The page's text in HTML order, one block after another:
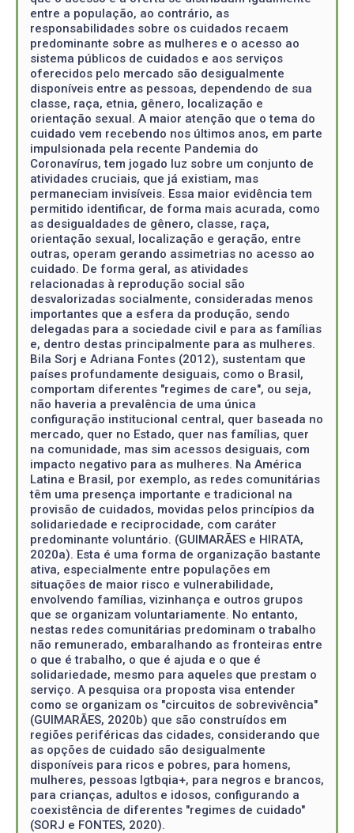
entre a população, ao contrário, as
responsabilidades sobre os cuidados recaem
predominante sobre as mulheres e o acesso ao
sistema públicos de cuidados e aos serviços
oferecidos pelo mercado são desigualmente
disponíveis entre as pessoas, dependendo de sua
classe, raça, etnia, gênero, localização e
orientação sexual. A maior atenção que o tema do
cuidado vem recebendo nos últimos anos, em parte
impulsionada pela recente Pandemia do
Coronavírus, tem jogado luz sobre um conjunto de
atividades cruciais, que já existiam, mas
permaneciam invisíveis. Essa maior evidência tem
permitido identificar, de forma mais acurada, como
as desigualdades de gênero, classe, raça,
orientação sexual, localização e geração, entre
outras, operam gerando assimetrias no acesso ao
cuidado. De forma geral, as atividades
relacionadas à reprodução social são
desvalorizadas socialmente, consideradas menos
importantes que a esfera da produção, sendo
delegadas para a sociedade civil e para as famílias
e, dentro destas principalmente para as mulheres.
Bila Sorj e Adriana Fontes (2012), sustentam que
países profundamente desiguais, como o Brasil,
comportam diferentes "regimes de care", ou seja,
não haveria a prevalência de uma única
configuração institucional central, quer baseada no
mercado, quer no Estado, quer nas famílias, quer
na comunidade, mas sim acessos desiguais, com
impacto negativo para as mulheres. Na América
Latina e Brasil, por exemplo, as redes comunitárias
têm uma presença importante e tradicional na
provisão de cuidados, movidas pelos princípios da
solidariedade e reciprocidade, com caráter
predominante voluntário. (GUIMARÃES e HIRATA,
2020a). Esta é uma forma de organização bastante
ativa, especialmente entre populações em
situações de maior risco e vulnerabilidade,
envolvendo famílias, vizinhança e outros grupos
que se organizam voluntariamente. No entanto,
nestas redes comunitárias predominam o trabalho
não remunerado, embaralhando as fronteiras entre
o que é trabalho, o que é ajuda e o que é
solidariedade, mesmo para aqueles que prestam o
serviço. A pesquisa ora proposta visa entender
como se organizam os "circuitos de sobrevivência"
(GUIMARÃES, 2020b) que são construídos em
regiões periféricas das cidades, considerando que
as opções de cuidado são desigualmente
disponíveis para ricos e pobres, para homens,
mulheres, pessoas lgtbqia+, para negros e brancos,
para crianças, adultos e idosos, configurando a
coexistência de diferentes "regimes de cuidado"
(SORJ e FONTES, 2020).